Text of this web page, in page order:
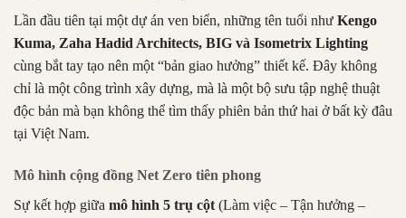
Lần đầu tiên tại một dự án ven biển, những tên tuổi như Kengo
Kuma, Zaha Hadid Architects, BIG và Isometrix Lighting
cùng bắt tay tạo nên một “bản giao hưởng” thiết kế. Đây không
chỉ là một công trình xây dựng, mà là một bộ sưu tập nghệ thuật
độc bản mà bạn không thể tìm thấy phiên bản thứ hai ở bất kỳ đâu
tại Việt Nam.
Mô hình cộng đồng Net Zero tiên phong
Sự kết hợp giữa mô hình 5 trụ cột (Làm việc – Tận hưởng –